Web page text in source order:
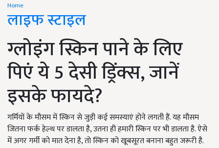
Home
लाइफ स्टाइल
ग्लोइंग स्किन पाने के लिए
पिएं ये 5 देसी ड्रिंक्स, जानें
इसके फायदे?
गर्मियों के मौसम में स्किन से जुड़ी कई समस्याएं होने लगती हैं. यह मौसम
जितना फर्क हेल्थ पर डालता है, उतना ही हमारी स्किन पर भी डालता है. ऐसे
में अगर गर्मी को मात देना है, तो स्किन को खूबसूरत बनाना बहुत जरूरी है.